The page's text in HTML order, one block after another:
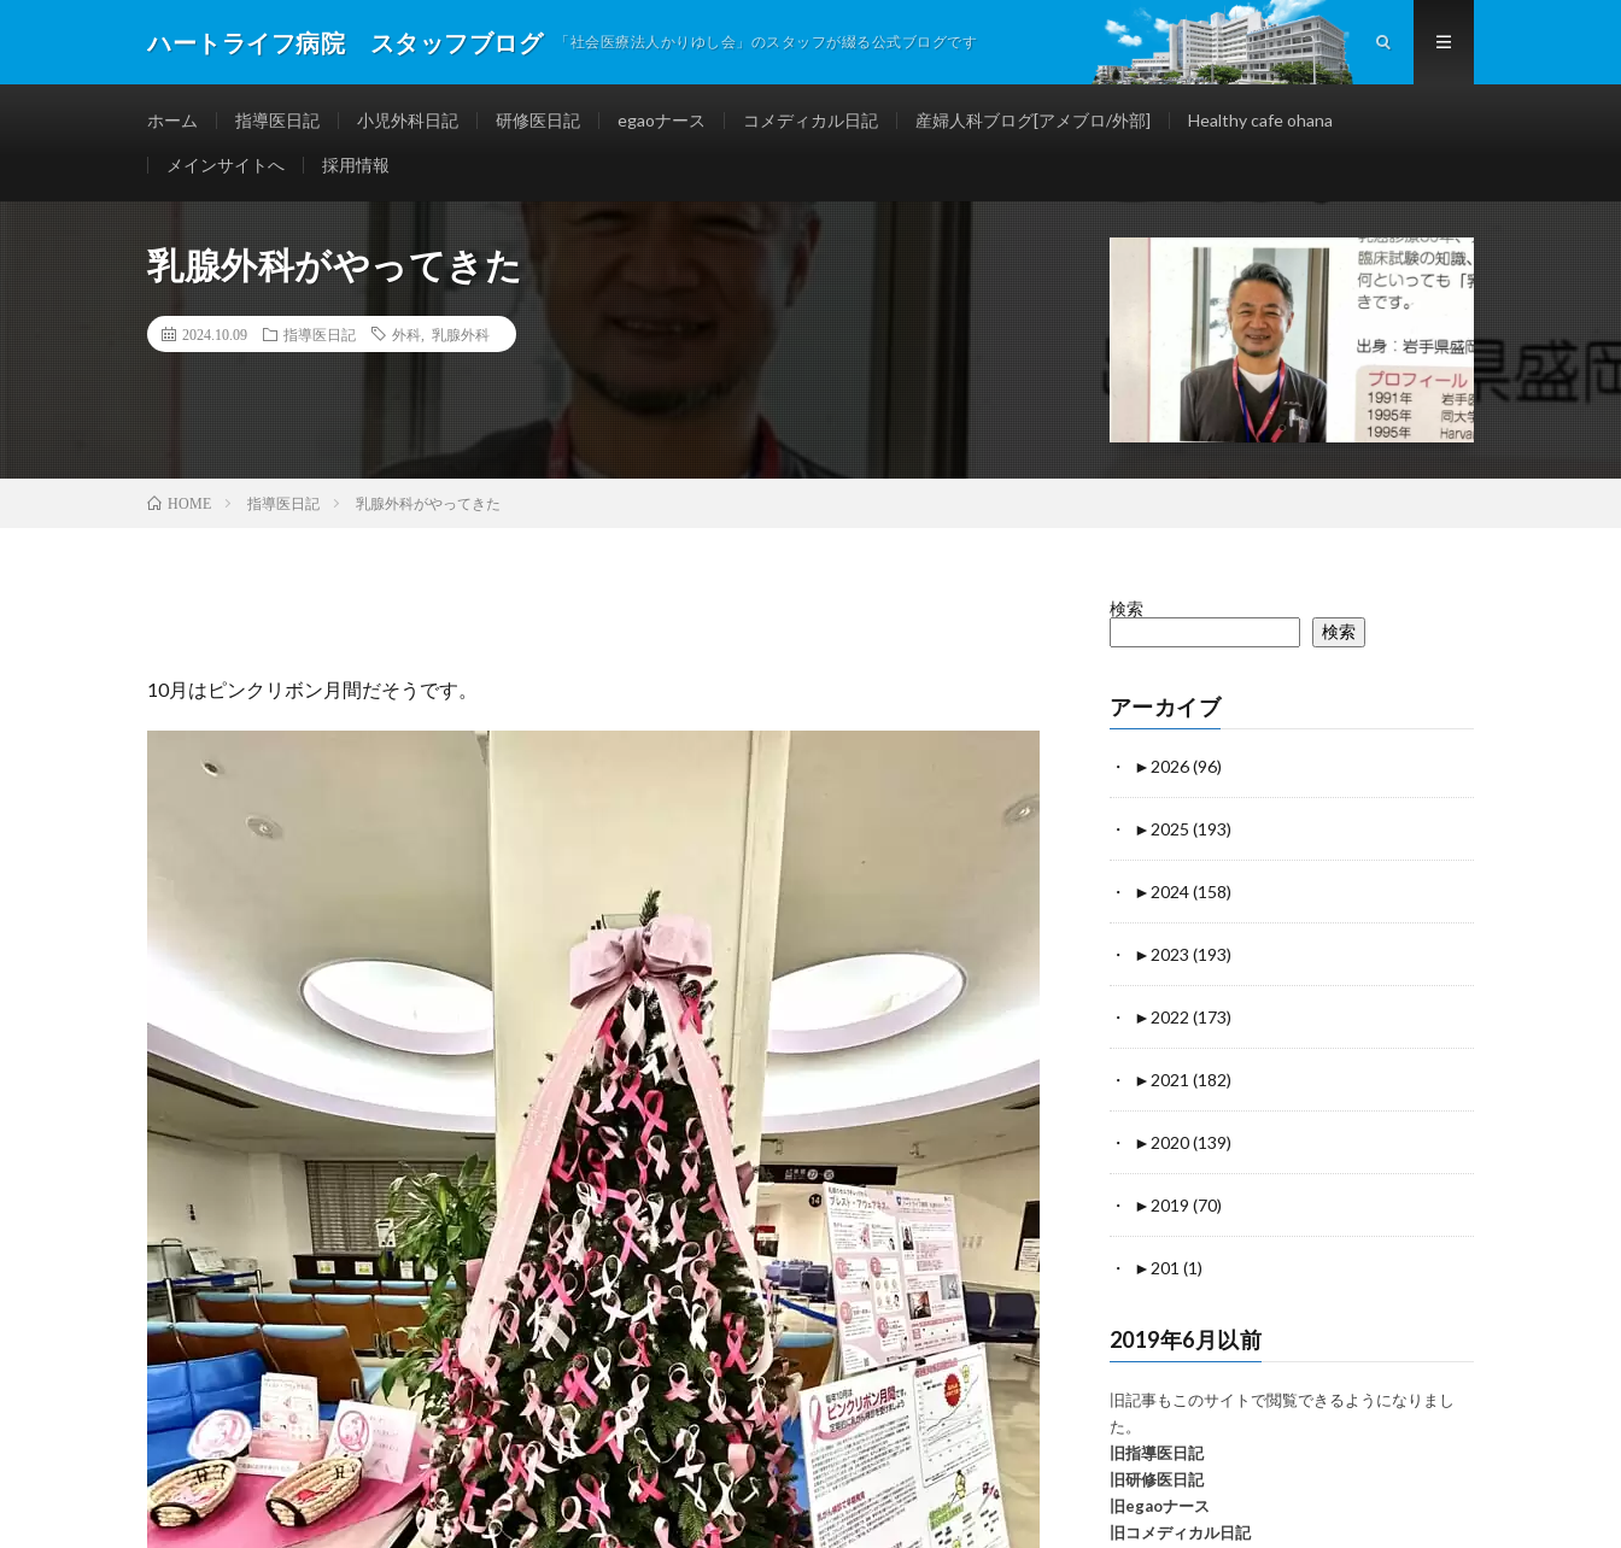
ハートライフ病院 スタッフブログ 「社会医療法人かりゆし会」のスタッフが綴る公式ブログです
ホーム 指導医日記 小児外科日記 研修医日記 egaoナース コメディカル日記 産婦人科ブログ[アメブロ/外部] Healthy cafe ohana
メインサイトへ 採用情報
乳腺外科がやってきた
2024.10.09 指導医日記 外科 乳腺外科
HOME 指導医日記 乳腺外科がやってきた
10月はピンクリボン月間だそうです。
検索
検索
アーカイブ
► 2026 (96)
► 2025 (193)
► 2024 (158)
► 2023 (193)
► 2022 (173)
► 2021 (182)
► 2020 (139)
► 2019 (70)
► 201 (1)
2019年6月以前
旧記事もこのサイトで閲覧できるようになりまし
た。
旧指導医日記
旧研修医日記
旧egaoナース
旧コメディカル日記